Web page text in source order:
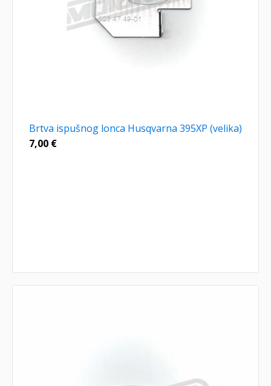
Brtva ispušnog lonca Husqvarna 395XP (velika)
7,00 €